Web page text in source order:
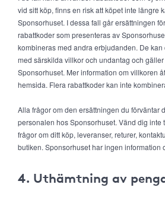
vid sitt köp, finns en risk att köpet inte längre
Sponsorhuset. I dessa fall går ersättningen
rabattkoder som presenteras av
kombineras med andra erbjudanden. De kan
med särskilda villkor och undantag och
Sponsorhuset. Mer information om villkoren
hemsida. Flera rabattkoder kan inte
Alla frågor om den ersättningen du förväntar
personalen hos Sponsorhuset. Vänd dig inte
frågor om ditt köp, leveranser, returer,
butiken. Sponsorhuset har ingen information
4. Uthämtning av